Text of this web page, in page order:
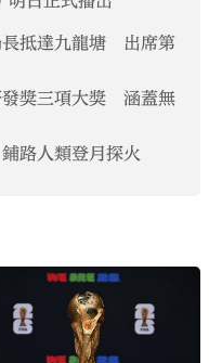
長抵達九龍塘 出席第
發獎三項大獎 涵蓋無
路人類登月探火